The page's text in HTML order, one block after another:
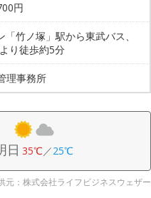
円
竹ノ塚」駅から東武バス、
り徒歩約5分
理事務所
日 35℃／25℃
元：株式会社ライフビジネスウェザー